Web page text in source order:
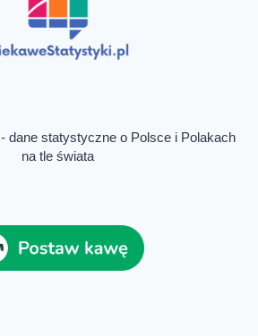
- dane statystyczne o Polsce i Polakach
na tle świata